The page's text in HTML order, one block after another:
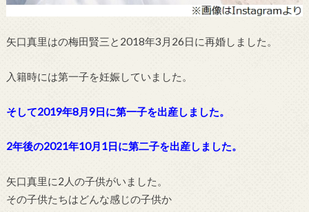
矢口真里はの梅田賢三と2018年3月26日に再婚しました。
入籍時には第一子を妊娠していました。
そして2019年8月9日に第一子を出産しました。
2年後の2021年10月1日に第二子を出産しました。
矢口真里に2人の子供がいました。
その子供たちはどんな感じの子供か